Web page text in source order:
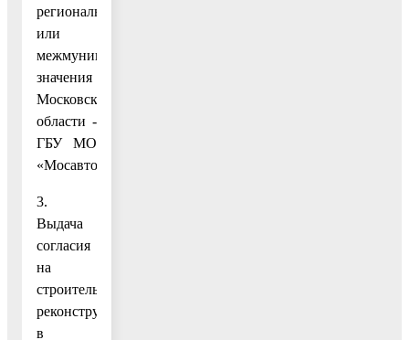
регионального
или
межмуниципального
значения
Московской
области -
ГБУ МО
«Мосавтодор».
3.
Выдача
согласия
на
строительство,
реконструкцию
в